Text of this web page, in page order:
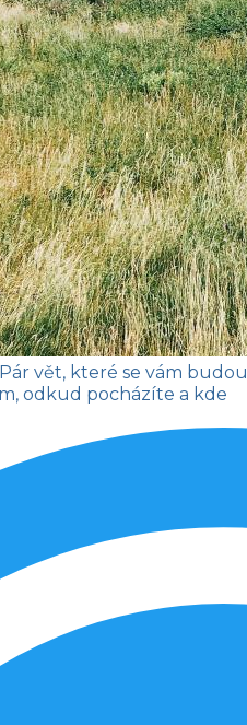
Pár vět, které se vám budou
odkud pocházíte a kde